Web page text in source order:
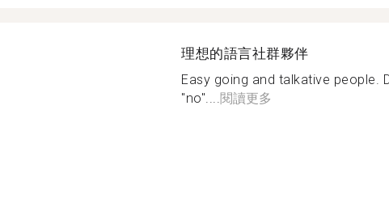
理想的語言社群夥伴
Easy going and talkative people.
"no"....閱讀更多